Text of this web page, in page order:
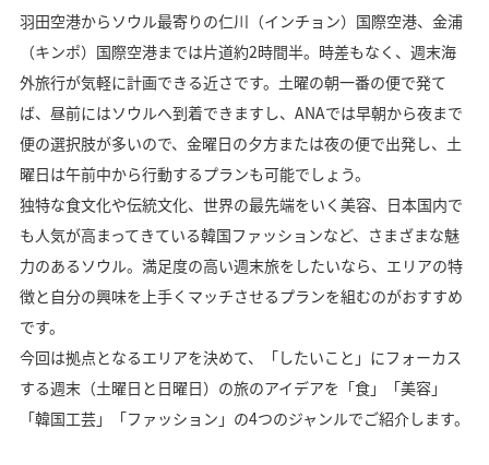
羽田空港からソウル最寄りの仁川（インチョン）国際空港、金浦
（キンポ）国際空港までは片道約2時間半。時差もなく、週末海
外旅行が気軽に計画できる近さです。土曜の朝一番の便で発て
ば、昼前にはソウルへ到着できますし、ANAでは早朝から夜まで
便の選択肢が多いので、金曜日の夕方または夜の便で出発し、土
曜日は午前中から行動するプランも可能でしょう。
独特な食文化や伝統文化、世界の最先端をいく美容、日本国内で
も人気が高まってきている韓国ファッションなど、さまざまな魅
力のあるソウル。満足度の高い週末旅をしたいなら、エリアの特
徴と自分の興味を上手くマッチさせるプランを組むのがおすすめ
です。
今回は拠点となるエリアを決めて、「したいこと」にフォーカス
する週末（土曜日と日曜日）の旅のアイデアを「食」「美容」
「韓国工芸」「ファッション」の4つのジャンルでご紹介します。